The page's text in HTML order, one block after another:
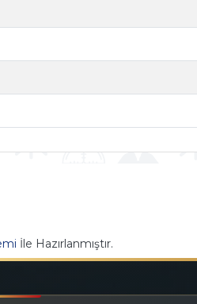
İle Hazırlanmıştır.